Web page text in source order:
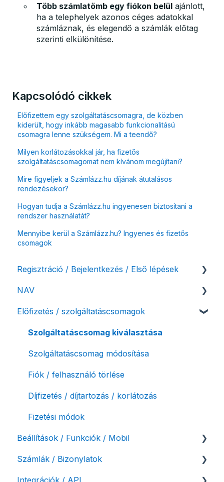
Több számlatömb egy fiókon belül ajánlott,
ha a telephelyek azonos céges adatokkal
számláznak, és elegendő a számlák előtag
szerinti elkülönítése.
Kapcsolódó cikkek
Előfizettem egy szolgáltatáscsomagra, de közben
kiderült, hogy inkább magasabb funkcionalitású
csomagra lenne szükségem. Mi a teendő?
Milyen korlátozásokkal jár, ha fizetős
szolgáltatáscsomagomat nem kívánom megújítani?
Mire figyeljek a Számlázz.hu díjának átutalásos
rendezésekor?
Hogyan tudja a Számlázz.hu ingyenesen biztosítani a
rendszer használatát?
Mennyibe kerül a Számlázz.hu? Ingyenes és fizetős
csomagok
Regisztráció / Bejelentkezés / Első lépések
Felhasználó beállításai
Számlázási fiók kezdő beállításai, első lépések
NAV
NAV online adatszolgáltatás
Adóhatósági ellenőrzés adatszolgáltatás
NAV pénztárgép feladás (PTGSZLAH)
Számlaverzum
Előfizetés / szolgáltatáscsomagok
Szolgáltatáscsomag kiválasztása
Szolgáltatáscsomag módosítása
Fiók / felhasználó törlése
Díjfizetés / díjtartozás / korlátozás
Fizetési módok
Beállítások / Funkciók / Mobil
Számlakészítés
Számlák / Bizonylatok